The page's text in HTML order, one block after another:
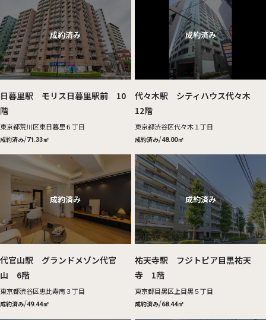
日暮里駅 モリス日暮里駅前 10
階
東京都荒川区東日暮里６丁目
成約済み/71.33㎡
代々木駅 シティハウス代々木
12階
東京都渋谷区代々木１丁目
成約済み/48.00㎡
代官山駅 グランドメゾン代官
山 6階
東京都渋谷区恵比寿南３丁目
成約済み/49.44㎡
祐天寺駅 フジトピア目黒祐天
寺 1階
東京都目黒区上目黒５丁目
成約済み/68.44㎡